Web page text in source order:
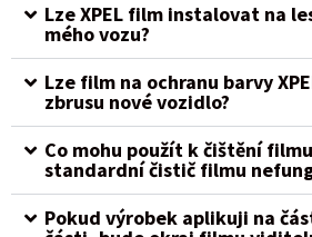
Lze XPEL film instalovat na
mého vozu?
Lze film na ochranu barvy
zbrusu nové vozidlo?
Co mohu použít k čištění
standardní čistič filmu
Pokud výrobek aplikuji na